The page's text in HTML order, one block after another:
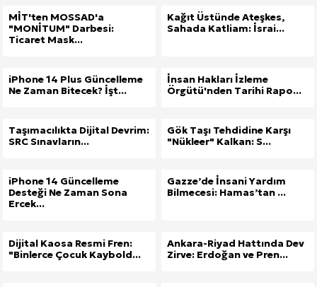
MİT'ten MOSSAD'a
"MONİTUM" Darbesi:
Ticaret Mask...
Kağıt Üstünde Ateşkes,
Sahada Katliam: İsrai...
iPhone 14 Plus Güncelleme
Ne Zaman Bitecek? İşt...
İnsan Hakları İzleme
Örgütü'nden Tarihi Rapo...
Taşımacılıkta Dijital Devrim:
SRC Sınavların...
Gök Taşı Tehdidine Karşı
"Nükleer" Kalkan: S...
iPhone 14 Güncelleme
Desteği Ne Zaman Sona
Ercek...
Gazze’de İnsani Yardım
Bilmecesi: Hamas’tan ...
Dijital Kaosa Resmi Fren:
"Binlerce Çocuk Kaybold...
Ankara-Riyad Hattında Dev
Zirve: Erdoğan ve Pren...